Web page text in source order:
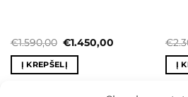
€1.590,00 Original
was:
€1.590,00.
€1.450,00Current
Į KREPŠELĮ
€
Į